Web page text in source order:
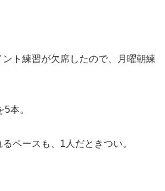
ト練習が欠席したので、月曜朝練
本。
ペースも、1人だときつい。